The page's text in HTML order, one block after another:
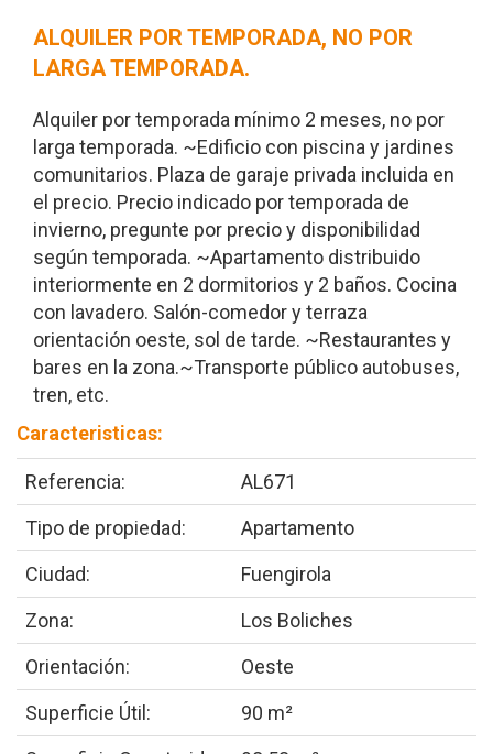
ALQUILER POR TEMPORADA, NO POR
LARGA TEMPORADA.
Alquiler por temporada mínimo 2 meses, no por
larga temporada. ~Edificio con piscina y jardines
comunitarios. Plaza de garaje privada incluida en
el precio. Precio indicado por temporada de
invierno, pregunte por precio y disponibilidad
según temporada. ~Apartamento distribuido
interiormente en 2 dormitorios y 2 baños. Cocina
con lavadero. Salón-comedor y terraza
orientación oeste, sol de tarde. ~Restaurantes y
bares en la zona.~Transporte público autobuses,
tren, etc.
Caracteristicas:
Referencia:
AL671
Tipo de propiedad:
Apartamento
Ciudad:
Fuengirola
Zona:
Los Boliches
Orientación:
Oeste
Superficie Útil:
90 m²